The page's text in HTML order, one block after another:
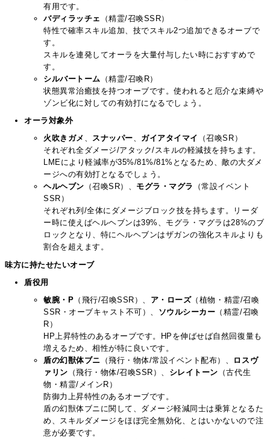
有用です。
バディラッチェ
（精霊/召喚SSR）
特性で確率スキル追加、技でスキル2つ追加できるオーブで
す。
スキルを連発してオーラを大量付与したい時におすすめで
す。
シルバートーム （精霊/召喚R）
状態異常治癒技を持つオーブです。使われると厄介な束縛や
ゾンビ化に対しての有効打になるでしょう。
オーラ対象外
火吹きガメ 、 スナッパー、 ガイアタイマイ
（召喚SR）
それぞれ全ダメージ/アタック/スキルの軽減技を持ちます。
LMEにより軽減率が35%/81%/81%となるため、敵の大ダメ
ージへの有効打となるでしょう。
ヘルヘブン （召喚SR）、 モグラ・マグラ
（常設イベント
SSR）
それぞれ列/全体にダメージブロック技を持ちます。リーダ
ー時に使えばヘルヘブンは39%、モグラ・マグラは28%のブ
ロックとなり、特にヘルヘブンはザガンの強化スキルよりも
割合を超えます。
味方に持たせたいオーブ
盾役用
敏腕・P （飛行/召喚SSR）、 ア・ローズ（植物・精霊/召喚
SSR・オーブキャスト不可）、 ソウルシーカー （精霊/召喚
R）
HP上昇特性のあるオーブです。HPを伸ばせば自然回復量も
増えるため、相性が特に良いです。
盾の幻獣体ブニ （飛行・物体/常設イベント配布）、
ロスヴ
ァリン （飛行・物体/召喚SSR）、 シレイトーン （古代生
物・精霊/メインR）
防御力上昇特性のあるオーブです。
盾の幻獣体ブニに関して、ダメージ軽減同士は乗算となるた
め、スキルダメージをほぼ完全無効化、とはいかないので注
意が必要です。